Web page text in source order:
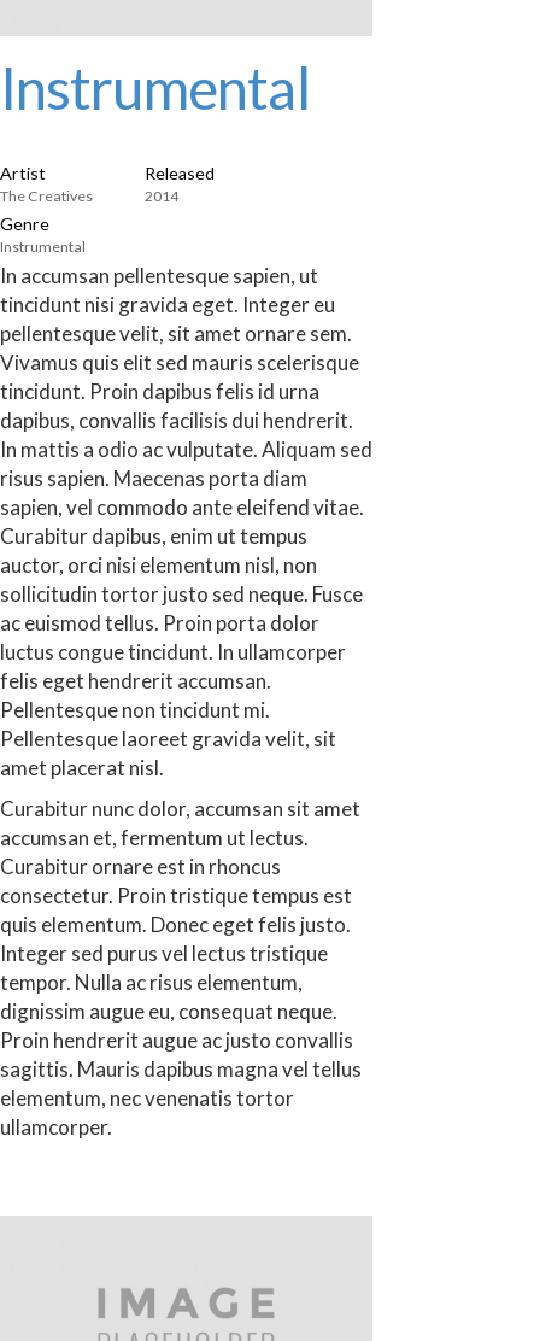
Instrumental
Artist
The Creatives
Released
2014
Genre
Instrumental
In accumsan pellentesque sapien, ut
tincidunt nisi gravida eget. Integer eu
pellentesque velit, sit amet ornare sem.
Vivamus quis elit sed mauris scelerisque
tincidunt. Proin dapibus felis id urna
dapibus, convallis facilisis dui hendrerit.
In mattis a odio ac vulputate. Aliquam sed
risus sapien. Maecenas porta diam
sapien, vel commodo ante eleifend vitae.
Curabitur dapibus, enim ut tempus
auctor, orci nisi elementum nisl, non
sollicitudin tortor justo sed neque. Fusce
ac euismod tellus. Proin porta dolor
luctus congue tincidunt. In ullamcorper
felis eget hendrerit accumsan.
Pellentesque non tincidunt mi.
Pellentesque laoreet gravida velit, sit
amet placerat nisl.
Curabitur nunc dolor, accumsan sit amet
accumsan et, fermentum ut lectus.
Curabitur ornare est in rhoncus
consectetur. Proin tristique tempus est
quis elementum. Donec eget felis justo.
Integer sed purus vel lectus tristique
tempor. Nulla ac risus elementum,
dignissim augue eu, consequat neque.
Proin hendrerit augue ac justo convallis
sagittis. Mauris dapibus magna vel tellus
elementum, nec venenatis tortor
ullamcorper.